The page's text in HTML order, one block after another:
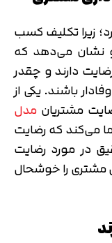
زیرا تکلیف کسب
نشان می‌دهد که
دارند و چقدر
باشند. یکی از
مشتریان مدل
می‌کند که رضایت
در مورد رضایت
مشتری را خوشحال